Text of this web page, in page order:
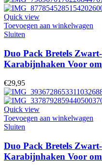
Quick view
Toevoegen aan winkelwagen
Sluiten
Duo Pack Bretels
Karabijnhaken Voor
€29,95
Quick view
Toevoegen aan winkelwagen
Sluiten
Duo Pack Bretels
Karabijnhaken Voor